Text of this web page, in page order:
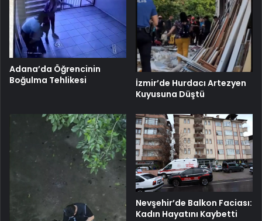
Adana’da Öğrencinin
Boğulma Tehlikesi
İzmir’de Hurdacı Artezyen
Kuyusuna Düştü
Nevşehir’de Balkon Faciası:
Kadın Hayatını Kaybetti